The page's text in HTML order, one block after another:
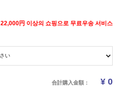
22,000円 이상의 쇼핑으로 무료우송 서비스
合計購入金額： ¥ 0